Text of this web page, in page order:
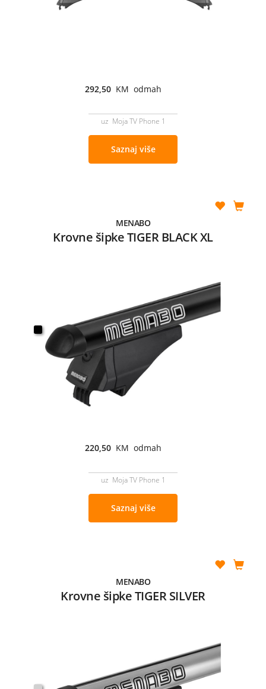
292,50 KM odmah
uz Moja TV Phone 1
Saznaj više
MENABO
Krovne šipke TIGER BLACK XL
220,50 KM odmah
uz Moja TV Phone 1
Saznaj više
MENABO
Krovne šipke TIGER SILVER